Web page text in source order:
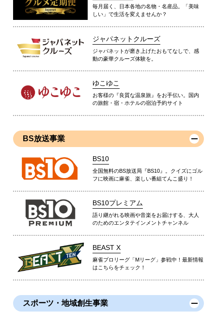
毎月届く、日本各地の名物・名産品。「美味
しい」で生活を変えませんか？
ジャパネットクルーズ
ジャパネットが磨き上げたおもてなしで、感
動の豪華クルーズ体験を。
ゆこゆこ
お客様の『良質な温泉旅』をお手伝い。国内
の旅館・宿・ホテルの宿泊予約サイト
BS放送事業
BS10
全国無料のBS放送局『BS10』。クイズにゴル
フに映画に麻雀、楽しい番組てんこ盛り！
BS10プレミアム
語り継がれる映画や音楽をお届けする、大人
のためのエンタテインメントチャンネル
BEAST X
麻雀プロリーグ「Mリーグ」参戦中！最新情報
はこちらをチェック！
スポーツ・地域創生事業